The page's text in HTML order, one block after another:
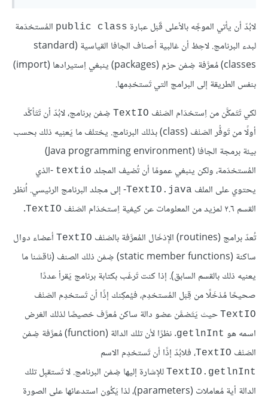
لابُدّ أن يأتي الموجِّه بالأعلى قَبْل عبارة public class المُستخدَمة
لبدء البرنامج. لاحِظ أن غالبية أصناف الجافا القياسية (standard
classes) مُعرَّفة ضِمْن حزم (packages) ينبغي اِستيرادها (import)
بنفس الطريقة إلى البرامج التي تَستخدِمها.
لكي تَتَمكَّن من اِستخدَام الصَنْف TextIO ضِمْن برنامج، لابُدّ أن تَتَأكَّد
أولًا من تَوفُّر الصَنْف (class) بذلك البرنامج. يختلف ما يَعنِيه ذلك بحسب
بيئة برمجة الجافا (Java programming environment)
المُستخدَمة، ولكن ينبغي عمومًا أن تُضيف المجلد textio -الذي
يحتوي على الملف TextIO.java- إلى مجلد البرنامج الرئيسي. اُنظر
القسم ٢.٦ لمزيد من المعلومات عن كيفية اِستخدَام الصَنْف
TextIO
.
تُعدّ برامج (routines) الإِدْخَال المُعرَّفة بالصَنْف
TextIO أعضاء دوال
ساكنة (static member functions) ضِمْن ذلك الصنف (ناقشنا ما
يعنيه ذلك بالقسم السابق). إذا كنت تَرغَب بكتابة برنامج يَقرأ عددًا
صحيحًا مُدْخَلًا من قِبَل المُستخدِم، فيُمكِنك إذًا أن تَستخدِم الصَنْف
TextIO حيث يَتَضمَّن عضو دالة ساكن مُعرَّف خصيصًا لذلك الغرض
اسمه هو getlnInt
. نظرًا لأن تلك الدالة (function) مُعرَّفة ضِمْن
الصَنْف TextIO، فلابُدّ إذًا أن تَستخدِم الاسم
TextIO.getlnInt للإشارة إليها ضِمْن البرنامج. لا تَستقبِل تلك
الدالة أية مُعاملات (parameters)، لذا يَكُون استدعائها على الصورة